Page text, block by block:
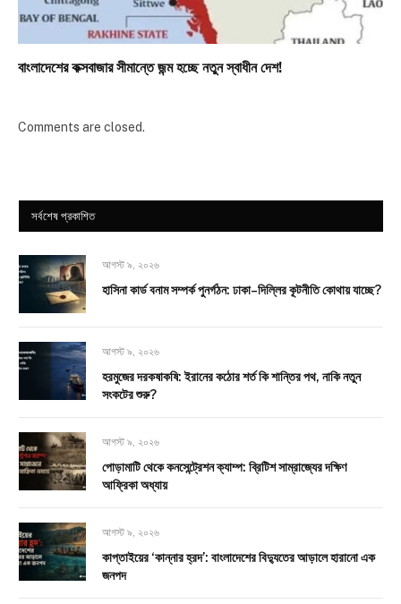
বাংলাদেশের কক্সবাজার সীমান্তে জন্ম হচ্ছে নতুন স্বাধীন দেশ!
Comments are closed.
সর্বশেষ প্রকাশিত
আগস্ট ৯, ২০২৬
হাসিনা কার্ড বনাম সম্পর্ক পুনর্গঠন: ঢাকা–দিল্লির কূটনীতি কোথায় যাচ্ছে?
আগস্ট ৯, ২০২৬
হরমুজের দরকষাকষি: ইরানের কঠোর শর্ত কি শান্তির পথ, নাকি নতুন
সংকটের শুরু?
আগস্ট ৯, ২০২৬
পোড়ামাটি থেকে কনসেন্ট্রেশন ক্যাম্প: ব্রিটিশ সাম্রাজ্যের দক্ষিণ
আফ্রিকা অধ্যায়
আগস্ট ৯, ২০২৬
কাপ্তাইয়ের ‘কান্নার হ্রদ’: বাংলাদেশের বিদ্যুতের আড়ালে হারানো এক
জনপদ